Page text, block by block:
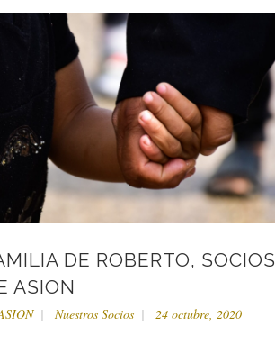
DE ROBERTO, SOCIOS
ASION
Nuestros Socios 24 octubre, 2020